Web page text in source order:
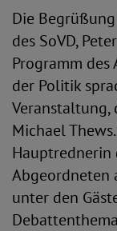
Die
des SoVD,
Programm des
der Politik
Veranstaltung,
Michael
Hauptrednerin
Abgeordneten
unter den